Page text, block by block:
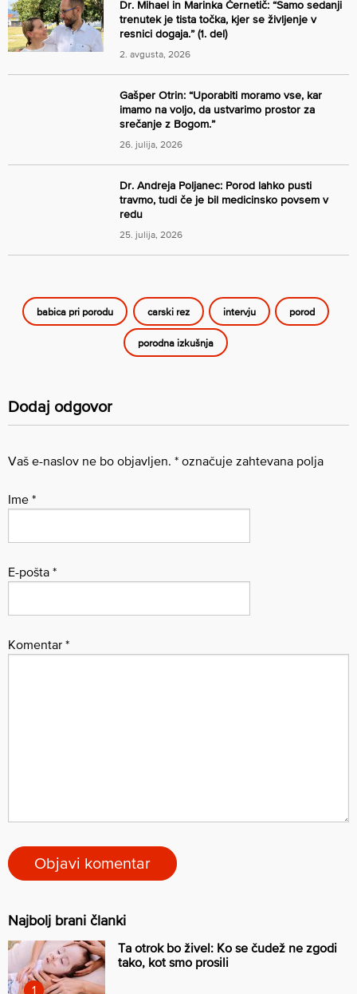
Dr. Mihael in Marinka Černetič: “Samo sedanji
trenutek je tista točka, kjer se življenje v
resnici dogaja.” (1. del)
2. avgusta, 2026
Gašper Otrin: “Uporabiti moramo vse, kar
imamo na voljo, da ustvarimo prostor za
srečanje z Bogom.”
26. julija, 2026
Dr. Andreja Poljanec: Porod lahko pusti
travmo, tudi če je bil medicinsko povsem v
redu
25. julija, 2026
babica pri porodu carski rez intervju porod
porodna izkušnja
Dodaj odgovor
Vaš e-naslov ne bo objavljen. * označuje zahtevana polja
Ime *
E-pošta *
Komentar *
Najbolj brani članki
Ta otrok bo živel: Ko se čudež ne zgodi
tako, kot smo prosili